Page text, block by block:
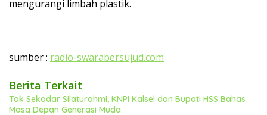
mengurangi limbah plastik.
sumber : radio-swarabersujud.com
Berita Terkait
Tak Sekadar Silaturahmi, KNPI Kalsel dan Bupati HSS Bahas
Masa Depan Generasi Muda